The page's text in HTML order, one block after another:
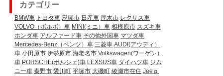
カテゴリー
BMW車 トヨタ車 座間市 日産車 厚木市 レクサス車
VOLVO（ボルボ）車 MINI(ミニ）車 相模原市 スズキ車
ホンダ車 アルファード車 その他外国車 マツダ車
Mercedes-Benz（ベンツ）車 三菱車 AUDI(アウディ）
車 小田原市 伊勢原市 海老名市 Volkswagen(ワーゲン）
車 PORSCHE(ポルシェ)車 LEXSUS車 ダイハツ車 ジム
ニー車 秦野市 愛川町 平塚市 大磯町 綾瀬市在住 Jeeｐ